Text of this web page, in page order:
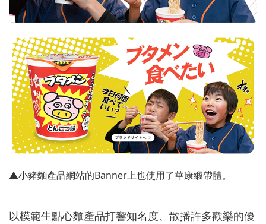
▲小豬麵產品網站的Banner上也使用了華康緞帶體。
以模範生點心麵產品打響知名度、散播許多歡樂的優